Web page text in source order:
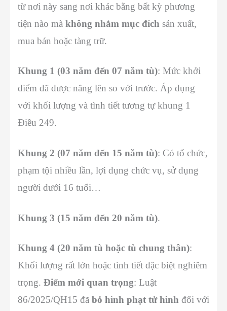
từ nơi này sang nơi khác bằng bất kỳ phương
tiện nào mà không nhằm mục đích sản xuất,
mua bán hoặc tàng trữ.
Khung 1 (03 năm đến 07 năm tù): Mức khởi
điểm đã được nâng lên so với trước. Áp dụng
với khối lượng và tình tiết tương tự khung 1
Điều 249.
Khung 2 (07 năm đến 15 năm tù): Có tổ chức,
phạm tội nhiều lần, lợi dụng chức vụ, sử dụng
người dưới 16 tuổi…
Khung 3 (15 năm đến 20 năm tù).
Khung 4 (20 năm tù hoặc tù chung thân):
Khối lượng rất lớn hoặc tình tiết đặc biệt nghiêm
trọng. Điểm mới quan trọng: Luật
86/2025/QH15 đã bỏ hình phạt tử hình đối với